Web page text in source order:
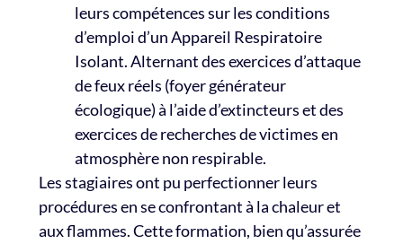
leurs compétences sur les conditions
d’emploi d’un Appareil Respiratoire
Isolant. Alternant des exercices d’attaque
de feux réels (foyer générateur
écologique) à l’aide d’extincteurs et des
exercices de recherches de victimes en
atmosphère non respirable.
Les stagiaires ont pu perfectionner leurs
procédures en se confrontant à la chaleur et
aux flammes. Cette formation, bien qu’assurée